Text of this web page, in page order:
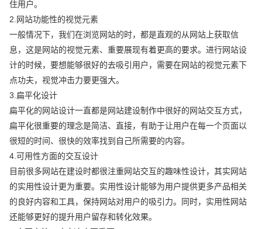
住用户。
2.网站功能性的视觉元素
一般情况下，我们在浏览网站的时，都是直观的从网站上获取信
息，这是网站的视觉元素、重要展现有着更高的要求。进行网站设
计的时候，要想能够很好的去吸引用户，需要在网站的视觉元素下
点功夫，视觉冲击力要更强大。
3.扁平化设计
扁平化的网站设计一直都是网站建设制作中很好的网站交互方式，
扁平化很重要的理念是简洁、直接，有助于让用户在每一个页面以
很短的时间、很快的效率找到自己所需要的内容。
4.可用性方面的交互设计
目前很多网站在建设时都很注重网站交互的趣味性设计，其实网站
的实用性设计更为重要。实用性设计能够为用户提供更多产品相关
的良好内容和工具，保持网站对用户的吸引力。同时，实用性网站
还能够更好的提升用户留存和转化效果。